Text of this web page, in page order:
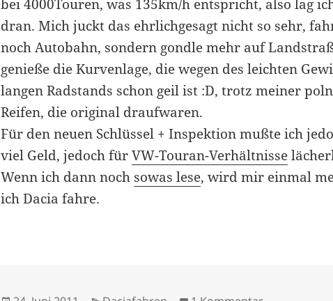
bei 4000Touren, was 135km/h entspricht, also lag
dran. Mich juckt das ehrlichgesagt nicht so sehr,
noch Autobahn, sondern gondle mehr auf
genieße die Kurvenlage, die wegen des leichten
langen Radstands schon geil ist :D, trotz meiner
Reifen, die original draufwaren.
Für den neuen Schlüssel + Inspektion mußte ich
viel Geld, jedoch fürVW-Touran-Verhältnisse
Wenn ich dann noch sowas lese, wird mir einmal
ich Dacia fahre.